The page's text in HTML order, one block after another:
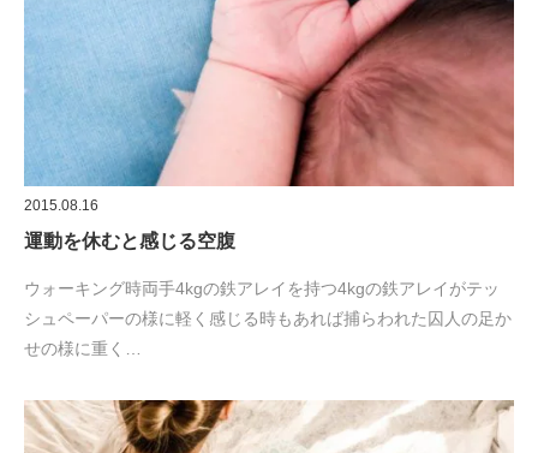
2015.08.16
運動を休むと感じる空腹
ウォーキング時両手4kgの鉄アレイを持つ4kgの鉄アレイがテッ
シュペーパーの様に軽く感じる時もあれば捕らわれた囚人の足か
せの様に重く…